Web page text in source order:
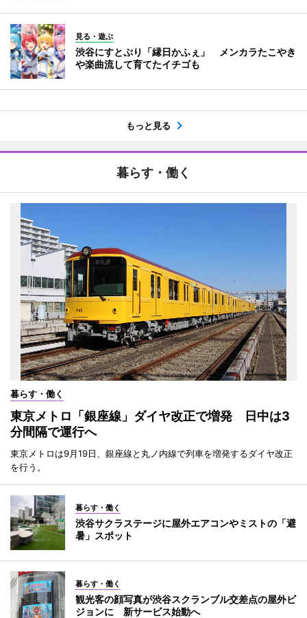
見る・遊ぶ
渋谷にすとぷり「縁日かふぇ」 メンカラたこやき
や楽曲流して育てたイチゴも
もっと見る
暮らす・働く
暮らす・働く
東京メトロ「銀座線」ダイヤ改正で増発 日中は3
分間隔で運行へ
東京メトロは9月19日、銀座線と丸ノ内線で列車を増発するダイヤ改正
を行う。
暮らす・働く
渋谷サクラステージに屋外エアコンやミストの「避
暑」スポット
暮らす・働く
観光客の顔写真が渋谷スクランブル交差点の屋外ビ
ジョンに 新サービス始動へ